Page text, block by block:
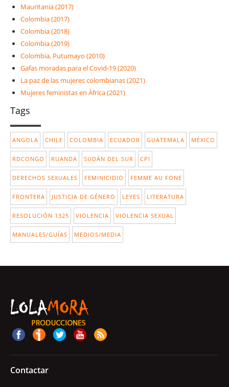
Mauritania (2017)
Colombia (2017)
Colombia (2018)
Colombia (2019)
Colombia, Putumayo (2010)
Gafas moradas para el Covid-19 (2020)
La paz de las mujeres colombianas (2021)
Mujeres feministas en África (2021)
Tags
ANGOLA CHILE COLOMBIA ECUADOR GUATEMALA MÉXICO
RDCONGO RUANDA SUDÁN DEL SUR CPI
DERECHOS SEXUALES FEMINICIDIO FEMME AU FONE
FRONTERA JUSTICIA DE GÉNERO LEYES LITERATURA
RESOLUCIÓN 1325 VIOLENCIA VIOLENCIA SEXUAL
MANUALES/GUÍAS MEDIOS/MEDIA
Contactar